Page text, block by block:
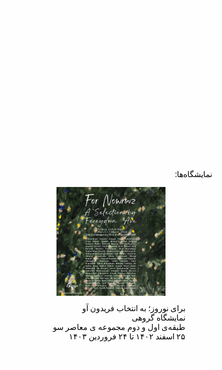
نمایشگاه‌ها:
برای نوروز؛ به انتخاب فریدون آو
نمايشگاه گروهی
طبقه‌ی اول و دوم مجموعه ی معاصر سو
۲۵ اسفند‌ ۱۴۰۲ تا ۲۴ فروردین ۱۴۰۳